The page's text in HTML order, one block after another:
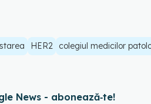
HER2 colegiul medicilor
News - abonează‑te!